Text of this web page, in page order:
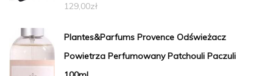
129,00zł
Plantes&Parfums Provence Odświeżacz
Powietrza Perfumowany Patchouli Paczuli